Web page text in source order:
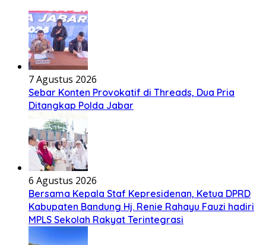
7 Agustus 2026
Sebar Konten Provokatif di Threads, Dua Pria
Ditangkap Polda Jabar
6 Agustus 2026
Bersama Kepala Staf Kepresidenan, Ketua DPRD
Kabupaten Bandung Hj. Renie Rahayu Fauzi hadiri
MPLS Sekolah Rakyat Terintegrasi